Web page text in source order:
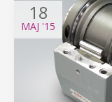
18
MAJ '15